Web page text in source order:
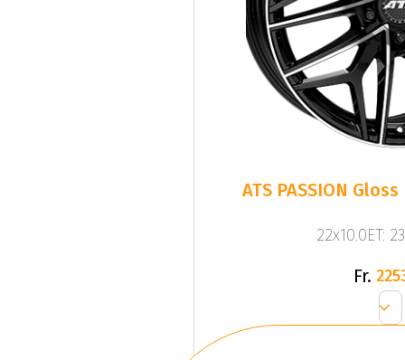
ATS PASSION
22x10.0ET:
Fr.